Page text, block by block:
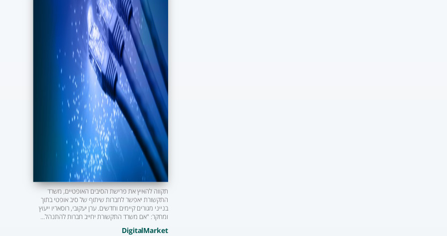
תקווה להאיץ את פרישת הסיבים האופטיים, משרד
התקשורת יאפשר לחברות שיתוף של סיב אופטי בתוך
בנייני מגורים קיימים וחדשים. ערן יעקובי, רוסאריו ייעוץ
ומחקר: "אם משרד התקשורת יחייב חברות להתנהל...
DigitalMarket